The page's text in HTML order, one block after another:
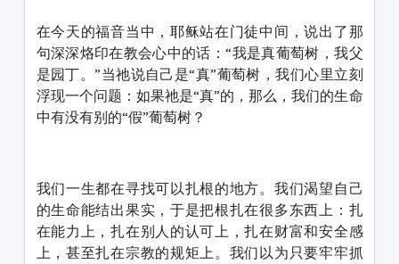
在今天的福音当中，耶稣站在门徒中间，说出了那
句深深烙印在教会心中的话：“我是真葡萄树，我父
是园丁。”当祂说自己是“真”葡萄树，我们心里立刻
浮现一个问题：如果祂是“真”的，那么，我们的生命
中有没有别的“假”葡萄树？
我们一生都在寻找可以扎根的地方。我们渴望自己
的生命能结出果实，于是把根扎在很多东西上：扎
在能力上，扎在别人的认可上，扎在财富和安全感
上，甚至扎在宗教的规矩上。我们以为只要牢牢抓